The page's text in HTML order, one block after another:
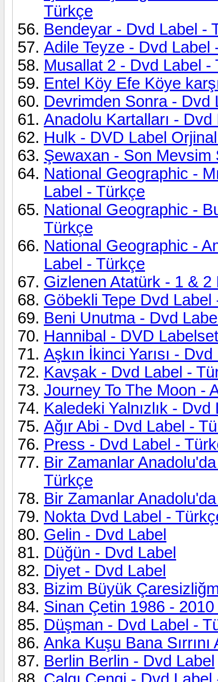
Türkçe
Bendeyar - Dvd Label -
Adile Teyze - Dvd Label
Musallat 2 - Dvd Label -
Entel Köy Efe Köye
Devrimden Sonra - Dvd
Anadolu Kartalları -
Hulk - DVD Label
Şewaxan - Son
National Geographic -
Label - Türkçe
National Geographic -
Türkçe
National Geographic -
Label - Türkçe
Gizlenen Atatürk - 1 &
Göbekli Tepe Dvd Label
Beni Unutma - Dvd
Hannibal - DVD Labelset
Aşkın İkinci Yarısı -
Kavşak - Dvd Label -
Journey To The Moon -
Kaledeki Yalnızlık -
Ağır Abi - Dvd Label -
Press - Dvd Label -
Bir Zamanlar
Türkçe
Bir Zamanlar
Nokta Dvd Label -
Gelin - Dvd Label
Düğün - Dvd Label
Diyet - Dvd Label
Bizim Büyük
Sinan Çetin 1986 -
Düşman - Dvd Label -
Anka Kuşu Bana
Berlin Berlin - Dvd Label